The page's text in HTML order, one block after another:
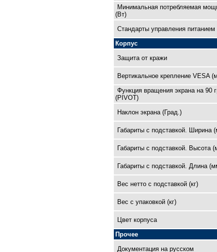
Минимальная потребляемая
(Вт)
Cтандарты управления питанием
Корпус
Защита от кражи
Вертикальное крепление VESA
Функция вращения экрана на 90
(PIVOT)
Наклон экрана (Град.)
Габариты с подставкой. Ширина
Габариты с подставкой. Высота
Габариты с подставкой. Длина
Вес нетто с подставкой (кг)
Вес с упаковкой (кг)
Цвет корпуса
Прочее
Документация на русском